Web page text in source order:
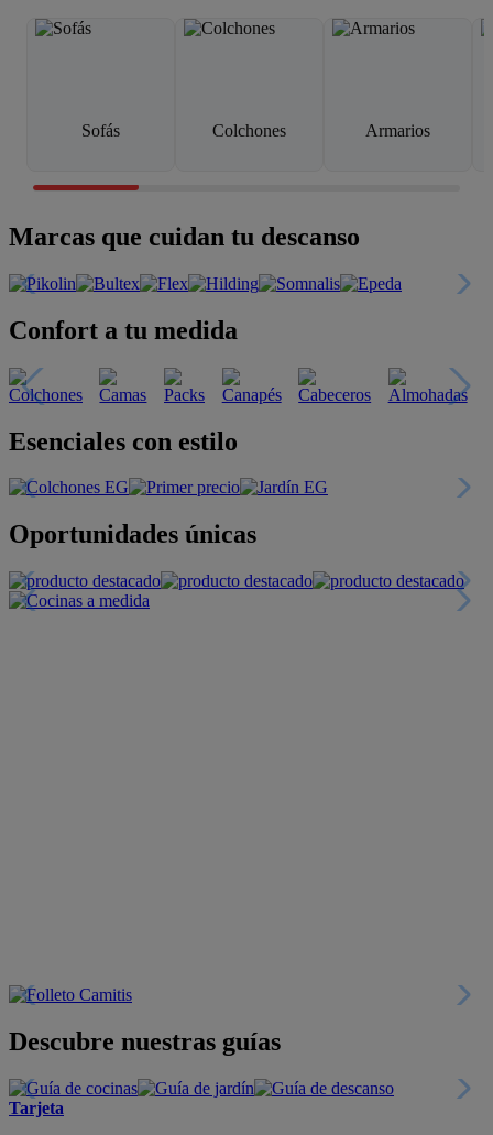
Sofás Colchones Armarios
Marcas que cuidan tu descanso
Confort a tu medida
Esenciales con estilo
Oportunidades únicas
Descubre nuestras guías
Tarjeta